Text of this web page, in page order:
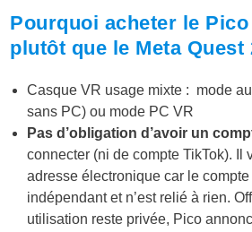
Pourquoi acheter le
plutôt que le Meta Quest
Casque VR usage mixte : mode
sans PC) ou mode PC VR
Pas d’obligation d’avoir un
connecter (ni de compte TikTok). Il
adresse électronique car le
indépendant et n’est relié à rien.
utilisation reste privée, Pico